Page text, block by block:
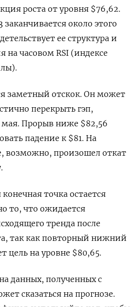
роста от уровня $76,62.
около этого
ее структура и
на часовом RSI (индексе
заметный отскок. Он может
перекрыть гэп,
мая. Прорыв ниже $82,56
падение к $81. На
возможно, произошел откат
точка остается
то, что ожидается
тренда после
так как повторный нижний
цель на уровне $80,65.
данных, полученных с
сказаться на прогнозе.